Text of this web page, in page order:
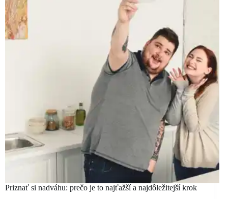
Priznať si nadváhu: prečo je to najťažší a najdôležitejší krok